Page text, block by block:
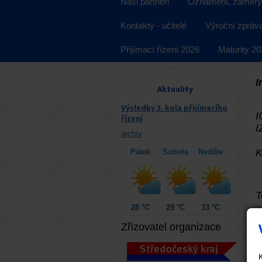
Kontakty - učitelé Výroční
Přijímací řízení 2026 Maturity
Aktuality
Výsledky 3. kola přijímacího
řízení
archív
Pátek
28 °C
Sobota
29 °C
Neděle
33 °C
Zřizovatel organizace